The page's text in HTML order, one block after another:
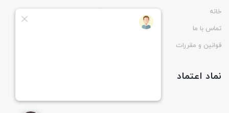
خانه
پوشاک
تماس با ما
قوانین و مقررات
نماد اعتماد